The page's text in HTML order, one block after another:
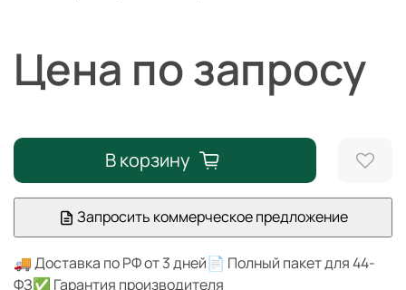
Цена по запросу
В корзину
Запросить коммерческое предложение
🚚 Доставка по РФ от 3 дней📄 Полный пакет для 44-
ФЗ✅ Гарантия производителя